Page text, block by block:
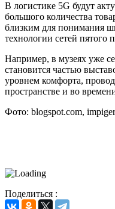
В логистике 5G будут
большого количества
близким для понимания
технологии сетей пятого
Например, в музеях уже
становится частью
уровнем комфорта,
пространстве и во
Фото: blogspot.com,
Поделиться :